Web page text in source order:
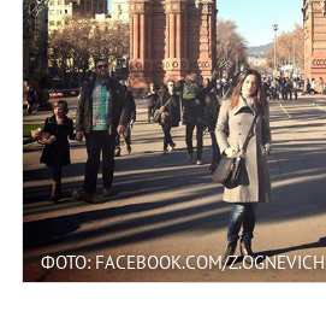
ФОТО: FACEBOOK.COM/Z.OGNEVICH